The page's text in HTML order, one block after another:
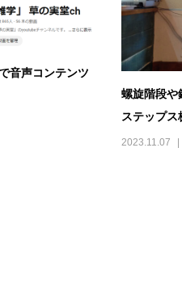
音声コンテンツ
螺旋階段や
ステップス
2023.11.07